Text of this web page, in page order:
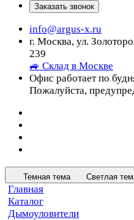
Заказать звонок
info@argus-x.ru
г. Москва, ул.
239
🚙 Склад в Москве
Офис работает по
Пожалуйста,
Темная тема Светлая
Главная
Каталог
Дымоуловители